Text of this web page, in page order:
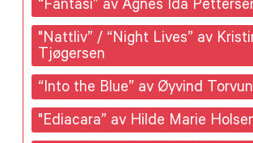
“Fantasi” av Agnes Ida
"Nattliv” / “Night Lives” av
Tjøgersen
“Into the Blue” av Øyvind
"Ediacara” av Hilde Marie